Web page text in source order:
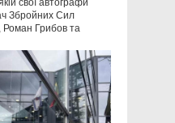
свої автографи
Збройних Сил
Роман Грибов та